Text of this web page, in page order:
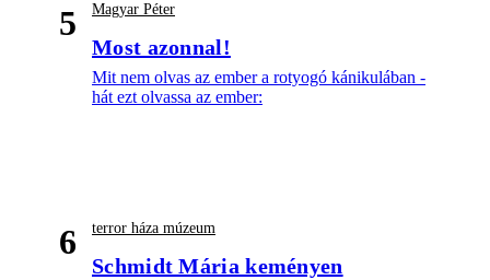
5 Magyar Péter
Most azonnal!
Mit nem olvas az ember a rotyogó kánikulában -
hát ezt olvassa az ember:
6 terror háza múzeum
Schmidt Mária keményen